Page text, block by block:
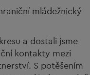
mládežnický
a dostali jsme
kontakty mezi
S potěšením